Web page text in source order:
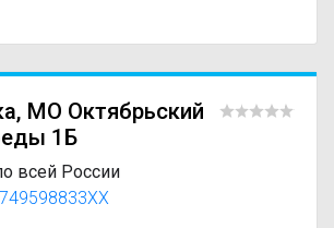
МО Октябрьский
1Б
всей России